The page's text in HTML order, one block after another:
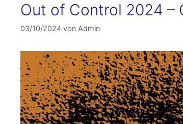
Out of Control 2024 –
03/10/2024 von Admin